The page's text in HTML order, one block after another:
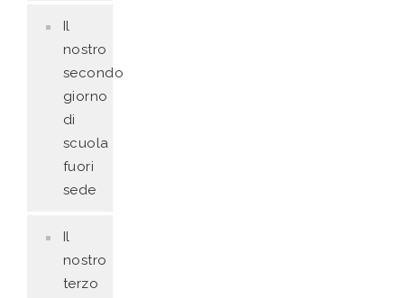
Il
nostro
secondo
giorno
di
scuola
fuori
sede
Il
nostro
terzo